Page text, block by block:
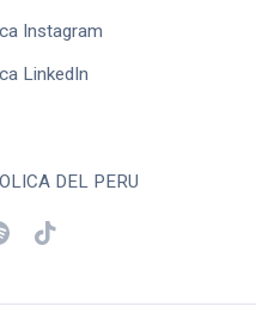
Instagram
LinkedIn
DEL PERU